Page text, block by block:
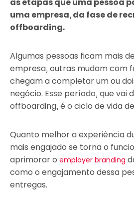
uma empresa, da fase de
offboarding.
Algumas pessoas ficam mais
empresa, outras mudam com
chegam a completar um ou
negócio. Esse período, que vai
offboarding, é o ciclo de vida
Quanto melhor a experiência
mais engajado se torna o
aprimorar o employer branding
como o engajamento dessa
entregas.